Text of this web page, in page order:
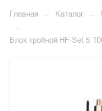
Главная — Каталог —
—
Блок тройной HF-Set S